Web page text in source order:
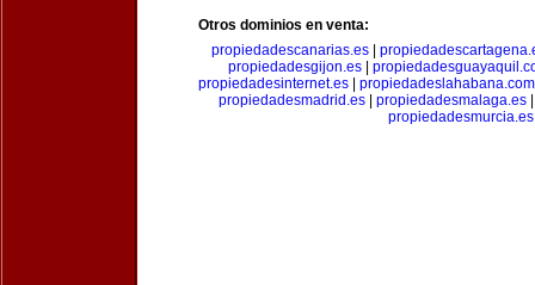
Otros dominios en venta:
propiedadescanarias.es|
propiedadesgijon.es
propiedadesinternet.es
propiedadeslahabana.com
propiedadesmadrid.es
propiedadesmalaga.es
propiedadesmurcia.es